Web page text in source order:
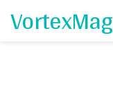
VortexMag